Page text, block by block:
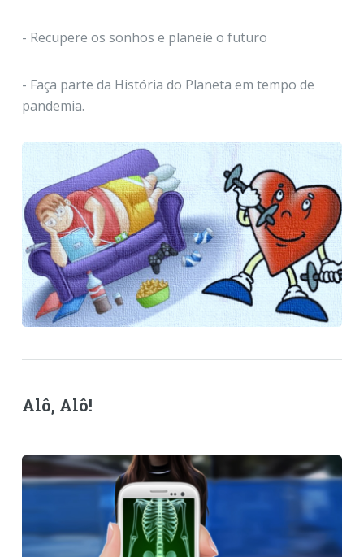
- Recupere os sonhos e planeie o futuro
- Faça parte da História do Planeta em tempo de
pandemia.
Alô, Alô!